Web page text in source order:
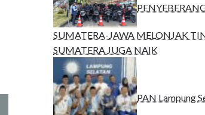
SUMATERA-JAWA MELONJAK
SUMATERA JUGA NAIK
PAN Lampung